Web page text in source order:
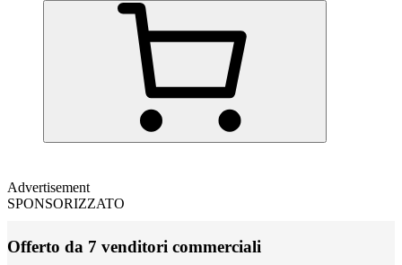
Advertisement
SPONSORIZZATO
Offerto da 7 venditori commerciali